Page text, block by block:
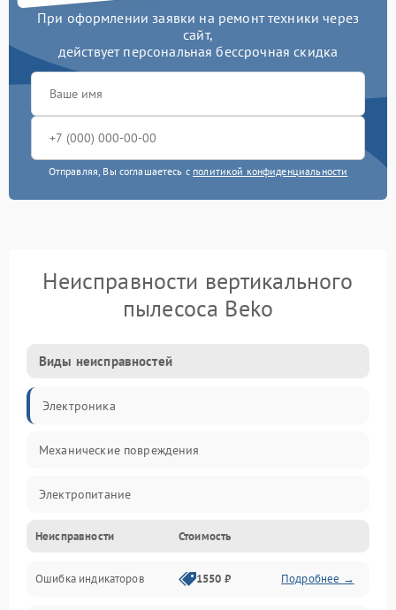
При оформлении заявки на ремонт техники через
сайт,
действует персональная бессрочная скидка
Отправляя, Вы соглашаетесь с политикой конфиденциальности
Неисправности вертикального
пылесоса Beko
Виды неисправностей
Электроника
Механические повреждения
Электропитание
Механика
Аккумулятор
Неисправности Стоимость
Ошибка индикаторов 1550 ₽ Подробнее →